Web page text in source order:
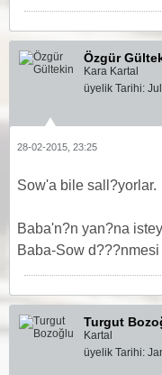
Özgür
Kara Kartal
üyelik Tarihi:
28-02-2015, 23:25
Sow'a bile sall?yorlar.
Baba'n?n yan?na
Baba-Sow
Turgut
Kartal
üyelik Tarihi: